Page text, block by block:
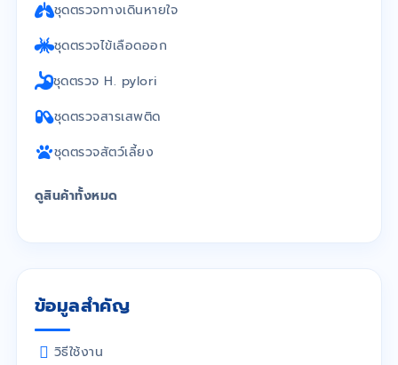
ชุดตรวจทางเดินหายใจ
ชุดตรวจไข้เลือดออก
ชุดตรวจ H. pylori
ชุดตรวจสารเสพติด
ชุดตรวจสัตว์เลี้ยง
ดูสินค้าทั้งหมด
ข้อมูลสำคัญ
วิธีใช้งาน